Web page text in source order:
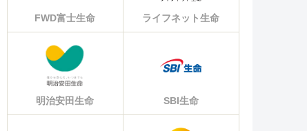
FWD富士生命 ライフネット生命
明治安田生命 SBI生命